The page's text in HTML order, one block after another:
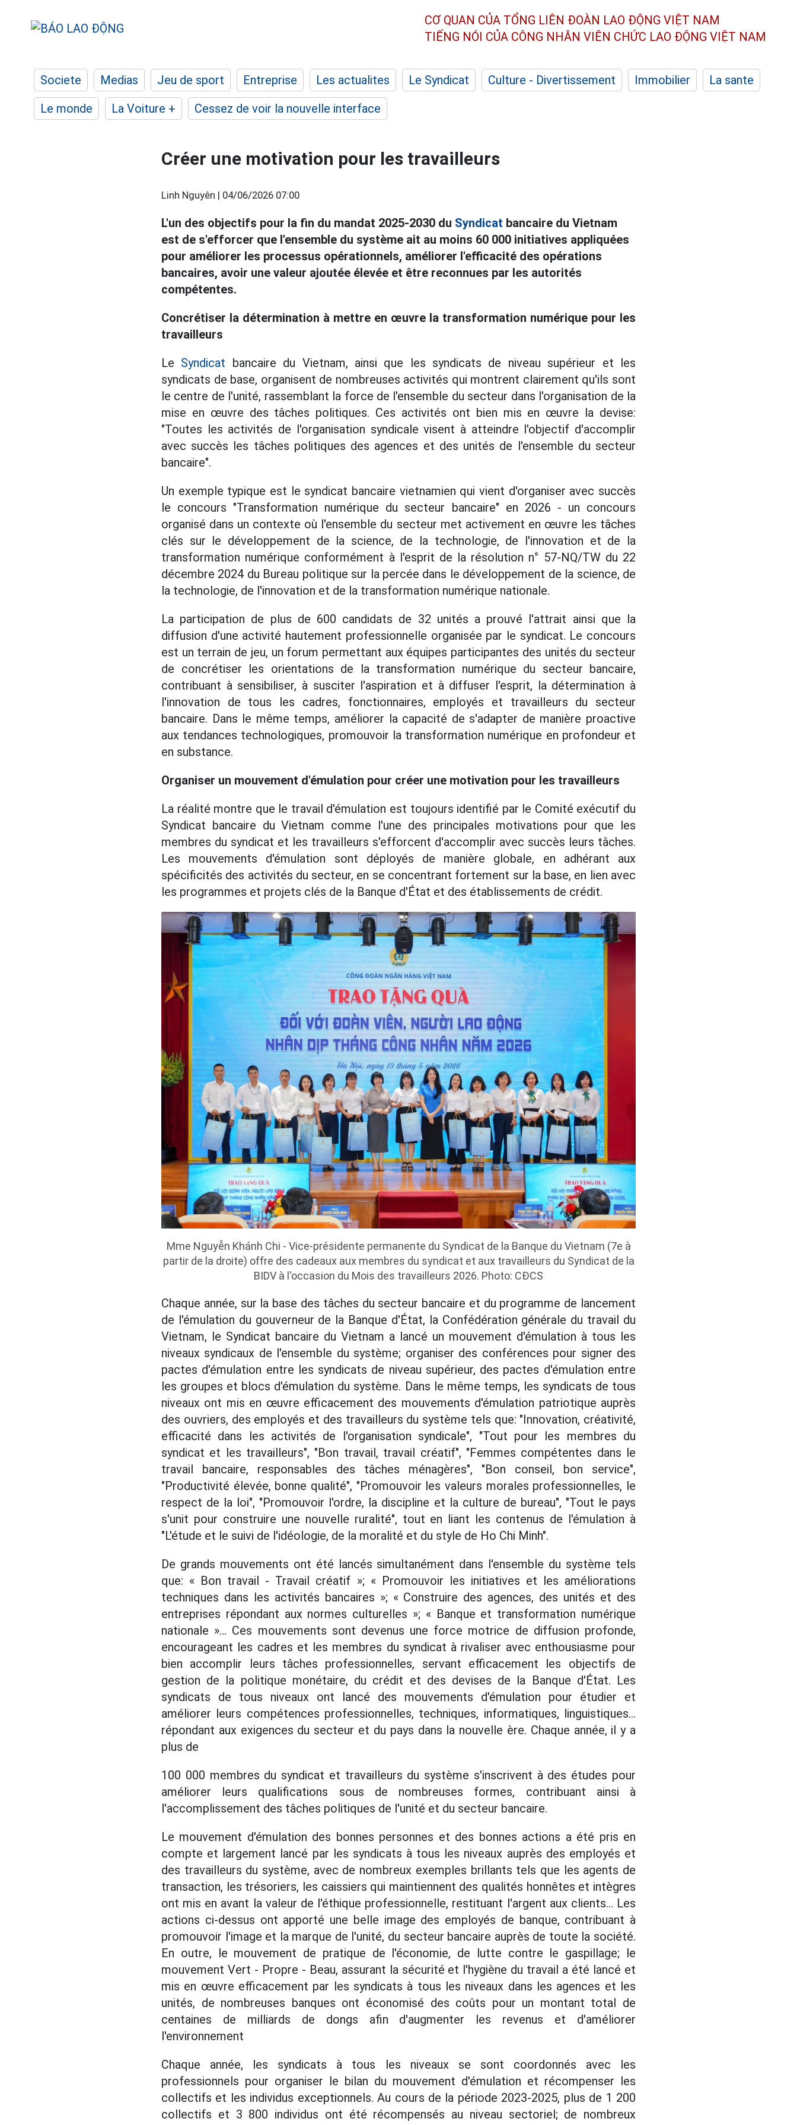
CƠ QUAN CỦA TỔNG LIÊN ĐOÀN LAO ĐỘNG VIỆT NAM
TIẾNG NÓI CỦA CÔNG NHÂN VIÊN CHỨC LAO ĐỘNG VIỆT NAM
Societe Medias Jeu de sport Entreprise Les actualites Le Syndicat Culture - Divertissement Immobilier
La sante
Le monde
La Voiture + Cessez de voir la nouvelle interface
Créer une motivation pour les travailleurs
Linh Nguyên | 04/06/2026 07:00
L'un des objectifs pour la fin du mandat 2025-2030 du Syndicat bancaire du Vietnam
est de s'efforcer que l'ensemble du système ait au moins 60 000 initiatives appliquées
pour améliorer les processus opérationnels, améliorer l'efficacité des opérations
bancaires, avoir une valeur ajoutée élevée et être reconnues par les autorités
compétentes.
Concrétiser la détermination à mettre en œuvre la transformation numérique pour les
travailleurs
Le Syndicat bancaire du Vietnam, ainsi que les syndicats de niveau supérieur et les
syndicats de base, organisent de nombreuses activités qui montrent clairement qu'ils sont
le centre de l'unité, rassemblant la force de l'ensemble du secteur dans l'organisation de la
mise en œuvre des tâches politiques. Ces activités ont bien mis en œuvre la devise:
"Toutes les activités de l'organisation syndicale visent à atteindre l'objectif d'accomplir
avec succès les tâches politiques des agences et des unités de l'ensemble du secteur
bancaire".
Un exemple typique est le syndicat bancaire vietnamien qui vient d'organiser avec succès
le concours "Transformation numérique du secteur bancaire" en 2026 - un concours
organisé dans un contexte où l'ensemble du secteur met activement en œuvre les tâches
clés sur le développement de la science, de la technologie, de l'innovation et de la
transformation numérique conformément à l'esprit de la résolution n° 57-NQ/TW du 22
décembre 2024 du Bureau politique sur la percée dans le développement de la science, de
la technologie, de l'innovation et de la transformation numérique nationale.
La participation de plus de 600 candidats de 32 unités a prouvé l'attrait ainsi que la
diffusion d'une activité hautement professionnelle organisée par le syndicat. Le concours
est un terrain de jeu, un forum permettant aux équipes participantes des unités du secteur
de concrétiser les orientations de la transformation numérique du secteur bancaire,
contribuant à sensibiliser, à susciter l'aspiration et à diffuser l'esprit, la détermination à
l'innovation de tous les cadres, fonctionnaires, employés et travailleurs du secteur
bancaire. Dans le même temps, améliorer la capacité de s'adapter de manière proactive
aux tendances technologiques, promouvoir la transformation numérique en profondeur et
en substance.
Organiser un mouvement d'émulation pour créer une motivation pour les travailleurs
La réalité montre que le travail d'émulation est toujours identifié par le Comité exécutif du
Syndicat bancaire du Vietnam comme l'une des principales motivations pour que les
membres du syndicat et les travailleurs s'efforcent d'accomplir avec succès leurs tâches.
Les mouvements d'émulation sont déployés de manière globale, en adhérant aux
spécificités des activités du secteur, en se concentrant fortement sur la base, en lien avec
les programmes et projets clés de la Banque d'État et des établissements de crédit.
Mme Nguyễn Khánh Chi - Vice-présidente permanente du Syndicat de la Banque du Vietnam (7e à
partir de la droite) offre des cadeaux aux membres du syndicat et aux travailleurs du Syndicat de la
BIDV à l'occasion du Mois des travailleurs 2026. Photo: CĐCS
Chaque année, sur la base des tâches du secteur bancaire et du programme de lancement
de l'émulation du gouverneur de la Banque d'État, la Confédération générale du travail du
Vietnam, le Syndicat bancaire du Vietnam a lancé un mouvement d'émulation à tous les
niveaux syndicaux de l'ensemble du système; organiser des conférences pour signer des
pactes d'émulation entre les syndicats de niveau supérieur, des pactes d'émulation entre
les groupes et blocs d'émulation du système. Dans le même temps, les syndicats de tous
niveaux ont mis en œuvre efficacement des mouvements d'émulation patriotique auprès
des ouvriers, des employés et des travailleurs du système tels que: "Innovation, créativité,
efficacité dans les activités de l'organisation syndicale", "Tout pour les membres du
syndicat et les travailleurs", "Bon travail, travail créatif", "Femmes compétentes dans le
travail bancaire, responsables des tâches ménagères", "Bon conseil, bon service",
"Productivité élevée, bonne qualité", "Promouvoir les valeurs morales professionnelles, le
respect de la loi", "Promouvoir l'ordre, la discipline et la culture de bureau", "Tout le pays
s'unit pour construire une nouvelle ruralité", tout en liant les contenus de l'émulation à
"L'étude et le suivi de l'idéologie, de la moralité et du style de Ho Chi Minh".
De grands mouvements ont été lancés simultanément dans l'ensemble du système tels
que: « Bon travail - Travail créatif »; « Promouvoir les initiatives et les améliorations
techniques dans les activités bancaires »; « Construire des agences, des unités et des
entreprises répondant aux normes culturelles »; « Banque et transformation numérique
nationale »... Ces mouvements sont devenus une force motrice de diffusion profonde,
encourageant les cadres et les membres du syndicat à rivaliser avec enthousiasme pour
bien accomplir leurs tâches professionnelles, servant efficacement les objectifs de
gestion de la politique monétaire, du crédit et des devises de la Banque d'État. Les
syndicats de tous niveaux ont lancé des mouvements d'émulation pour étudier et
améliorer leurs compétences professionnelles, techniques, informatiques, linguistiques...
répondant aux exigences du secteur et du pays dans la nouvelle ère. Chaque année, il y a
plus de
100 000 membres du syndicat et travailleurs du système s'inscrivent à des études pour
améliorer leurs qualifications sous de nombreuses formes, contribuant ainsi à
l'accomplissement des tâches politiques de l'unité et du secteur bancaire.
Le mouvement d'émulation des bonnes personnes et des bonnes actions a été pris en
compte et largement lancé par les syndicats à tous les niveaux auprès des employés et
des travailleurs du système, avec de nombreux exemples brillants tels que les agents de
transaction, les trésoriers, les caissiers qui maintiennent des qualités honnêtes et intègres
ont mis en avant la valeur de l'éthique professionnelle, restituant l'argent aux clients... Les
actions ci-dessus ont apporté une belle image des employés de banque, contribuant à
promouvoir l'image et la marque de l'unité, du secteur bancaire auprès de toute la société.
En outre, le mouvement de pratique de l'économie, de lutte contre le gaspillage; le
mouvement Vert - Propre - Beau, assurant la sécurité et l'hygiène du travail a été lancé et
mis en œuvre efficacement par les syndicats à tous les niveaux dans les agences et les
unités, de nombreuses banques ont économisé des coûts pour un montant total de
centaines de milliards de dongs afin d'augmenter les revenus et d'améliorer
l'environnement
Chaque année, les syndicats à tous les niveaux se sont coordonnés avec les
professionnels pour organiser le bilan du mouvement d'émulation et récompenser les
collectifs et les individus exceptionnels. Au cours de la période 2023-2025, plus de 1 200
collectifs et 3 800 individus ont été récompensés au niveau sectoriel; de nombreux